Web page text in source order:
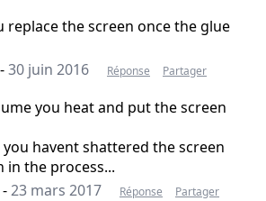
replace the screen once the glue
-30 juin 2016 Réponse Partager
you heat and put the screen
havent shattered the screen
in the process...
-23 mars 2017 Réponse Partager